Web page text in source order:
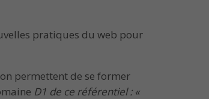
pratiques du web pour
permettent de se former
D1 de ce référentiel : «